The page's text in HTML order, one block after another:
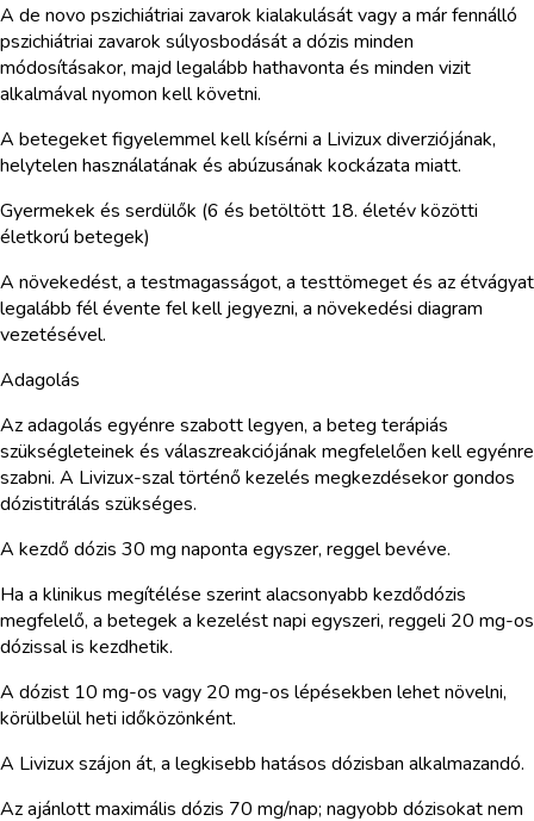
A de novo pszichiátriai zavarok kialakulását vagy a már fennálló
pszichiátriai zavarok súlyosbodását a dózis minden
módosításakor, majd legalább hathavonta és minden vizit
alkalmával nyomon kell követni.
A betegeket figyelemmel kell kísérni a Livizux diverziójának,
helytelen használatának és abúzusának kockázata miatt.
Gyermekek és serdülők (6 és betöltött 18. életév közötti
életkorú betegek)
A növekedést, a testmagasságot, a testtömeget és az étvágyat
legalább fél évente fel kell jegyezni, a növekedési diagram
vezetésével.
Adagolás
Az adagolás egyénre szabott legyen, a beteg terápiás
szükségleteinek és válaszreakciójának megfelelően kell egyénre
szabni. A Livizux-szal történő kezelés megkezdésekor gondos
dózistitrálás szükséges.
A kezdő dózis 30 mg naponta egyszer, reggel bevéve.
Ha a klinikus megítélése szerint alacsonyabb kezdődózis
megfelelő, a betegek a kezelést napi egyszeri, reggeli 20 mg-os
dózissal is kezdhetik.
A dózist 10 mg-os vagy 20 mg-os lépésekben lehet növelni,
körülbelül heti időközönként.
A Livizux szájon át, a legkisebb hatásos dózisban alkalmazandó.
Az ajánlott maximális dózis 70 mg/nap; nagyobb dózisokat nem